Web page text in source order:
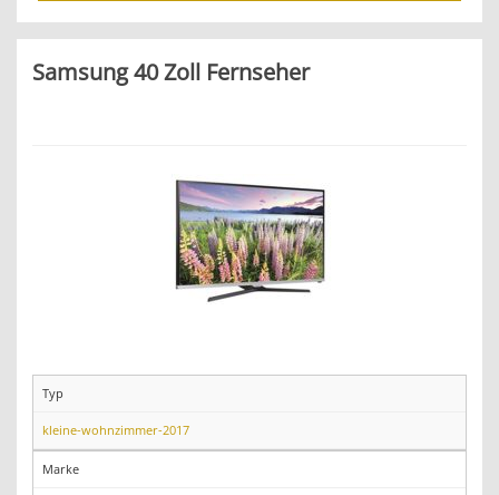
Samsung 40 Zoll Fernseher
Typ
kleine-wohnzimmer-2017
Marke